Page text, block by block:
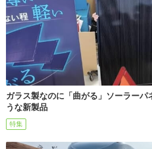
ガラス製なのに「曲がる」ソーラー
うな新製品
特集